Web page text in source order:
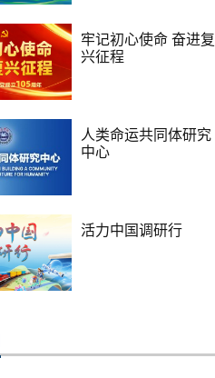
牢记初心使命 奋进复
兴征程
人类命运共同体研究
中心
活力中国调研行